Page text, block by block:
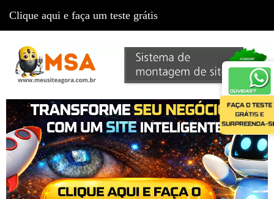
Clique aqui e faça um teste grátis